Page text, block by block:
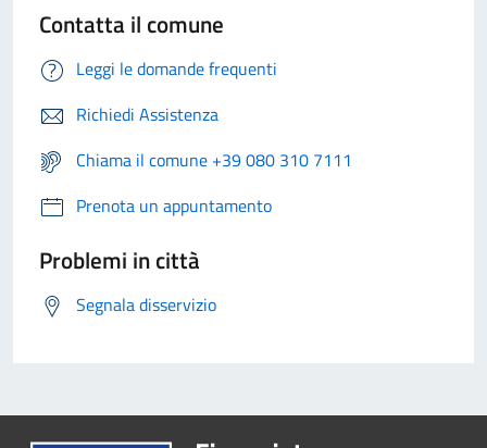
Contatta il comune
Leggi le domande frequenti
Richiedi Assistenza
Chiama il comune +39 080 310 7111
Prenota un appuntamento
Problemi in città
Segnala disservizio